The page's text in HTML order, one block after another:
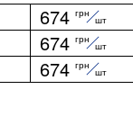
674 грн
шт
674 грн
шт
674 грн
шт